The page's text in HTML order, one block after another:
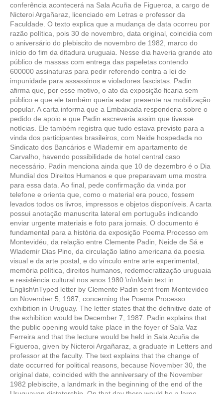
conferência acontecerá na Sala Acuña de Figueroa, a cargo de
Nicteroi Argañaraz, licenciado em Letras e professor da
Faculdade. O texto explica que a mudança de data ocorreu por
razão política, pois 30 de novembro, data original, coincidia com
o aniversário do plebiscito de novembro de 1982, marco do
início do fim da ditadura uruguaia. Nesse dia haveria grande ato
público de massas com entrega das papeletas contendo
600000 assinaturas para pedir referendo contra a lei de
impunidade para assassinos e violadores fascistas. Padin
afirma que, por esse motivo, o ato da exposição ficaria sem
público e que ele também queria estar presente na mobilização
popular. A carta informa que a Embaixada responderia sobre o
pedido de apoio e que Padin escreveria assim que tivesse
notícias. Ele também registra que tudo estava previsto para a
vinda dos participantes brasileiros, com Neide hospedada no
Sindicato dos Bancários e Wlademir em apartamento de
Carvalho, havendo possibilidade de hotel central caso
necessário. Padin menciona ainda que 10 de dezembro é o Dia
Mundial dos Direitos Humanos e que preparavam uma mostra
para essa data. Ao final, pede confirmação da vinda por
telefone e orienta que, como o material era pouco, fossem
levados todos os livros, impressos e objetos disponíveis. A carta
possui anotação manuscrita lateral em português indicando
enviar urgente materiais e foto para jornais. O documento é
fundamental para a história da exposição Poema Processo em
Montevidéu, da relação entre Clemente Padin, Neide de Sá e
Wlademir Dias Pino, da circulação latino americana da poesia
visual e da arte postal, e do vínculo entre arte experimental,
memória política, direitos humanos, redemocratização uruguaia
e resistência cultural nos anos 1980.\n\nMain text in
English\nTyped letter by Clemente Padin sent from Montevideo
on November 5, 1987, concerning the Poema Processo
exhibition in Uruguay. The letter states that the definitive date of
the exhibition would be December 7, 1987. Padin explains that
the public opening would take place in the foyer of Sala Vaz
Ferreira and that the lecture would be held in Sala Acuña de
Figueroa, given by Nicteroi Argañaraz, a graduate in Letters and
professor at the faculty. The text explains that the change of
date occurred for political reasons, because November 30, the
original date, coincided with the anniversary of the November
1982 plebiscite, a landmark in the beginning of the end of the